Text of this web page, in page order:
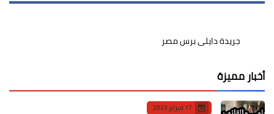
جريدة دايلى برس مصر
أخبار مميزة
17 فبراير 2023